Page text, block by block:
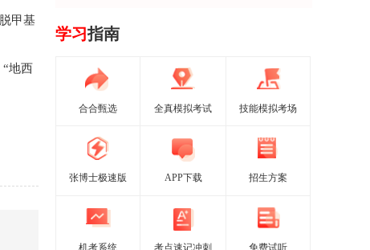
甲基
“地西
学习指南
合合甄选 全真模拟考试 技能模拟考场
张博士极速版 APP下载 招生方案
机考系统 考点速记冲刺 免费试听